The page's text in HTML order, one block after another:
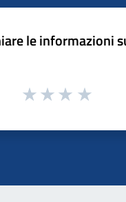
le informazioni